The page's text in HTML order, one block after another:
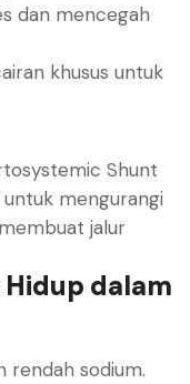
dan mencegah
khusus untuk
Shunt
untuk mengurangi
jalur
Hidup dalam
rendah sodium.